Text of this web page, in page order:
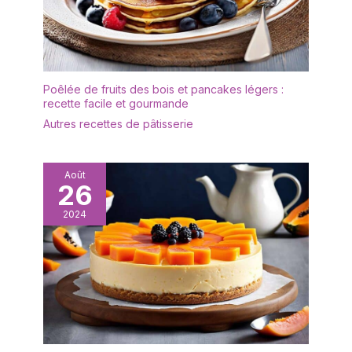
Poêlée de fruits des bois et pancakes légers :
recette facile et gourmande
Autres recettes de pâtisserie
Août
26
2024